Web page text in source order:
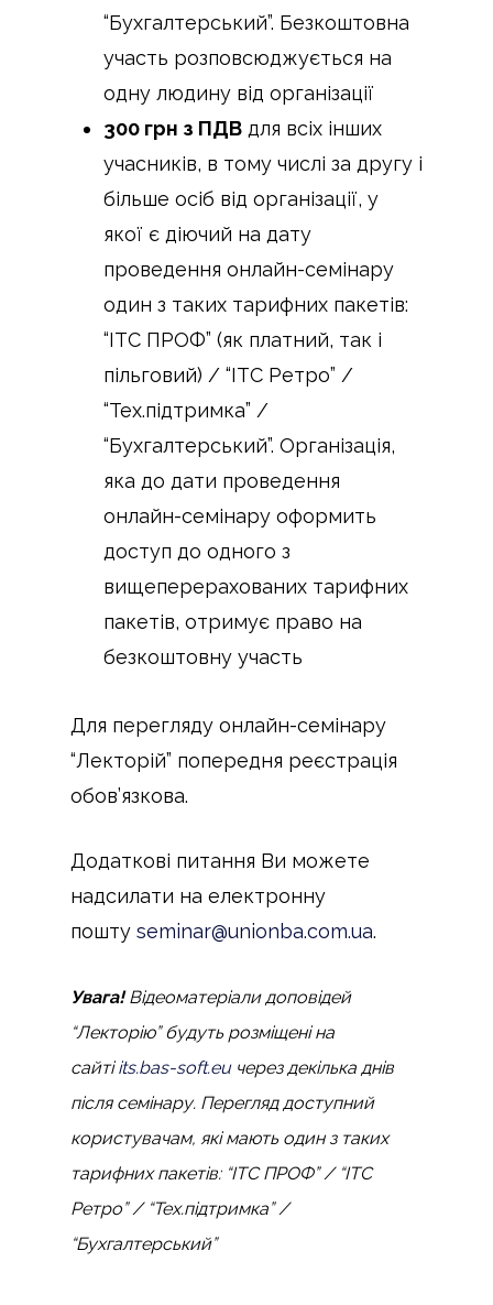
“Бухгалтерський”. Безкоштовна
участь розповсюджується на
одну людину від організації
300 грн з ПДВ для всіх інших
учасників, в тому числі за другу і
більше осіб від організації, у
якої є діючий на дату
проведення онлайн-семінару
один з таких тарифних пакетів:
“ІТС ПРОФ” (як платний, так і
пільговий) / “ІТС Ретро” /
“Тех.підтримка” /
“Бухгалтерський”. Організація,
яка до дати проведення
онлайн-семінару оформить
доступ до одного з
вищеперерахованих тарифних
пакетів, отримує право на
безкоштовну участь
Для перегляду онлайн-семінару
“Лекторій” попередня реєстрація
обов’язкова.
Додаткові питання Ви можете
надсилати на електронну
пошту seminar@unionba.com.ua.
Увага!Відеоматеріали доповідей
“Лекторію” будуть розміщені на
сайтіits.bas-soft.euчерез декілька днів
після семінару. Перегляд доступний
користувачам, які мають один з таких
тарифних пакетів: “ІТС ПРОФ” / “ІТС
Ретро” / “Тех.підтримка” /
“Бухгалтерський”